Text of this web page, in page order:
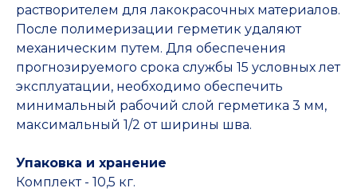
растворителем для лакокрасочных материалов.
После полимеризации герметик удаляют
механическим путем. Для обеспечения
прогнозируемого срока службы 15 условных лет
эксплуатации, необходимо обеспечить
минимальный рабочий слой герметика 3 мм,
максимальный 1/2 от ширины шва.
Упаковка и хранение
Комплект - 10,5 кг.